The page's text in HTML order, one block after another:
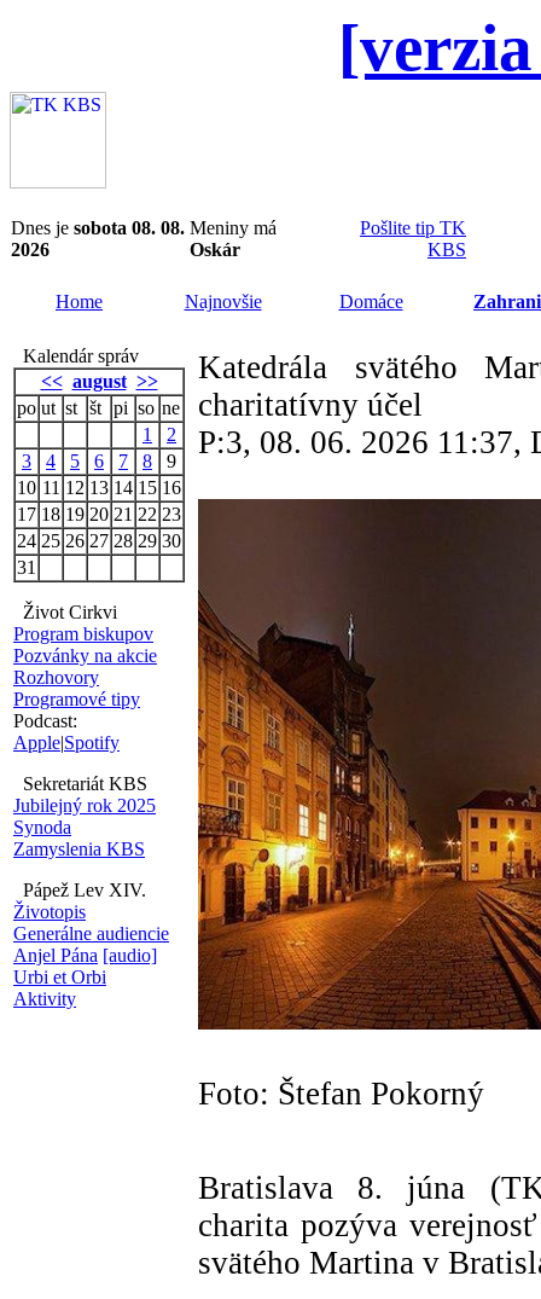
Dnes je sobota 08. 08.
2026
Meniny má
Oskár
Pošlite tip TK
KBS
Home Najnovšie Domáce
Kalendár správ
<< august >>
po ut st št pi so ne
1
2
3
4 5 6 7 8
9
10 11 12 13 14 15 16
17 18 19 20 21 22 23
24 25 26 27 28 29 30
31
Život Cirkvi
Program biskupov
Pozvánky na akcie
Rozhovory
Programové tipy
Podcast:
Apple|Spotify
Sekretariát KBS
Jubilejný rok 2025
Synoda
Zamyslenia KBS
Pápež Lev XIV.
Životopis
Generálne audiencie
Anjel Pána [audio]
Urbi et Orbi
Aktivity
Katedrála svätého
charitatívny účel
P:3, 08. 06. 2026 11:37,
Foto: Štefan Pokorný
Bratislava 8. júna
charita pozýva
svätého Martina v